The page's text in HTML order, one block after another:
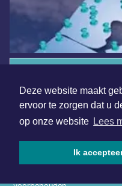
Deze website maakt
ervoor te zorgen dat u
op onze website Lees
Ik
Algemene voorwaarden
Disclaimer
Privacy Statement